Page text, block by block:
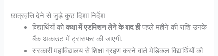
छात्रवृत्ति देने से जुड़े कुछ दिशा निर्देश
विद्यार्थियों कोकक्षा में एडमिशन लेने के बाद हीपहले महीने की राशि उनके
बैंक अकाउंट में ट्रांसफर की जाएगी.
सरकारी महाविद्यालय से शिक्षा ग्रहण करने वाले मेडिकल विद्यार्थियों की